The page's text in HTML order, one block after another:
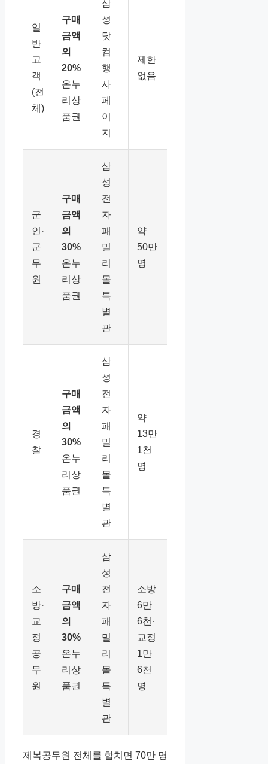
일
반
고
객
(전
체)
구매
금액
의
20%
온누
리상
품권
삼
성
닷
컴
행
사
페
이
지
제한
없음
군
인·
군
무
원
구매
금액
의
30%
온누
리상
품권
삼
성
전
자
패
밀
리
몰
특
별
관
약
50만
명
경
찰
구매
금액
의
30%
온누
리상
품권
삼
성
전
자
패
밀
리
몰
특
별
관
약
13만
1천
명
소
방·
교
정
공
무
원
구매
금액
의
30%
온누
리상
품권
삼
성
전
자
패
밀
리
몰
특
별
관
소방
6만
6천·
교정
1만
6천
명
제복공무원 전체를 합치면 70만 명